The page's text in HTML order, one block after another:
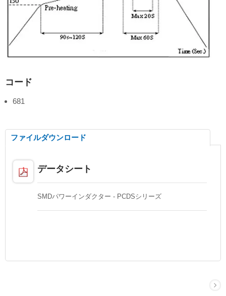
コード
681
ファイルダウンロード
データシート
SMDパワーインダクター - PCDSシリーズ